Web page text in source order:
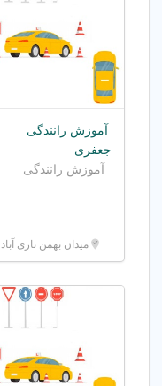
آموزش رانندگی
جعفری
آموزش رانندگی
میدان بهمن نازی آباد